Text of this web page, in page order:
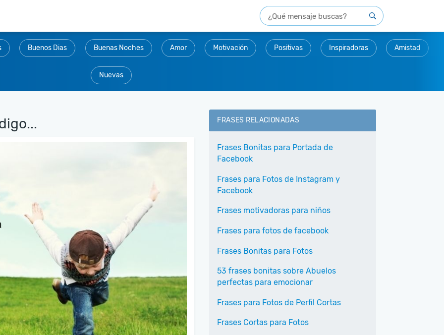
Buenos Dias Buenas Noches Amor Motivación Positivas Inspiradoras Amistad
Nuevas
FRASES RELACIONADAS
Frases Bonitas para Portada de
Facebook
Frases para Fotos de Instagram y
Facebook
Frases motivadoras para niños
Frases para fotos de facebook
Frases Bonitas para Fotos
53 frases bonitas sobre Abuelos
perfectas para emocionar
Frases para Fotos de Perfil Cortas
Frases Cortas para Fotos